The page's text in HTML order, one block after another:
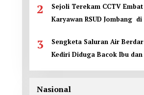
2
Sejoli Terekam CCTV
Karyawan RSUD Jombang di
3
Sengketa Saluran Air
Kediri Diduga Bacok Ibu dan
Nasional